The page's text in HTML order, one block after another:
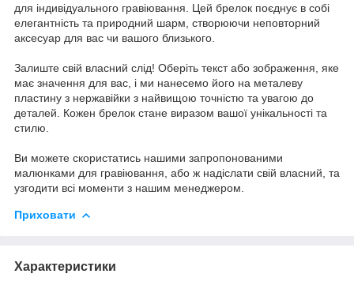
для індивідуального гравіювання. Цей брелок поєднує в собі
елегантність та природний шарм, створюючи неповторний
аксесуар для вас чи вашого близького.
Залиште свій власний слід! Оберіть текст або зображення, яке
має значення для вас, і ми нанесемо його на металеву
пластину з нержавійки з найвищою точністю та увагою до
деталей. Кожен брелок стане виразом вашої унікальності та
стилю.
Ви можете скористатись нашими запропонованими
малюнками для гравіювання, або ж надіслати свій власний, та
узгодити всі моменти з нашим менеджером.
Приховати
Характеристики